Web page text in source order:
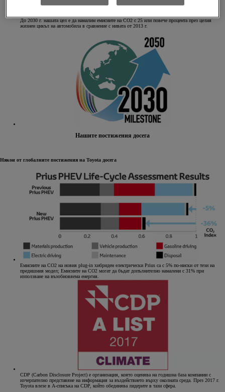
До 2030 г. нашата цел е да намалим емисиите на CO2 с 25 или повече процента през целия
жизнен цикъл на автомобила в сравнение с нивата от 2013 г.
Нашите постижения досега
Някои от глобалните постижения на Toyota досега
Емисиите на CO2 на новия plug-in хибриден електрически Prius са с 5% по-ниски от тези на
предишния модел; Емисиите на CO2 могат да бъдат допълнително намалени с 31% при
използване на възобновяема енергия.
CDP (Carbon Disclosure Project) е организация, която оценява на годишна база компании с
изчерпателно представяне на информация за въздействието върху околната среда. През 2017 г.
Toyota влезе в А-списъка на CDP, който обединява лидерите в тази сфера.